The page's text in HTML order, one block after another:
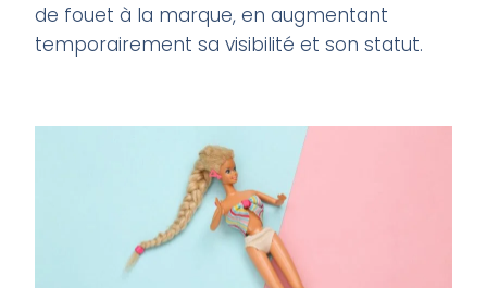
de fouet à la marque, en augmentant
temporairement sa visibilité et son statut.